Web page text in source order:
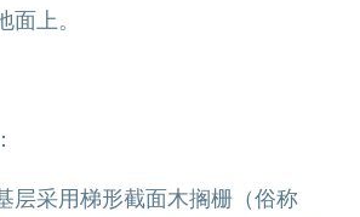
上。
层采用梯形截面木搁栅（俗称